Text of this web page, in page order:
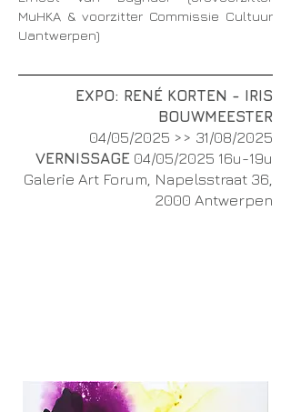
MuHKA & voorzitter Commissie Cultuur
Uantwerpen)
EXPO: RENÉ KORTEN - IRIS
BOUWMEESTER
04/05/2025 >> 31/08/2025
VERNISSAGE 04/05/2025 16u-19u
Galerie Art Forum, Napelsstraat 36,
2000 Antwerpen